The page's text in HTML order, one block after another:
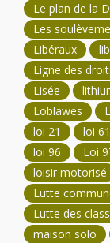
Le plan de la
Les
Libéraux
Ligne des
Lisée
Loblawes
loi 21
loi 61
loi 96
Loi
loisir motorisé
Lutte
Lutte des
maison solo